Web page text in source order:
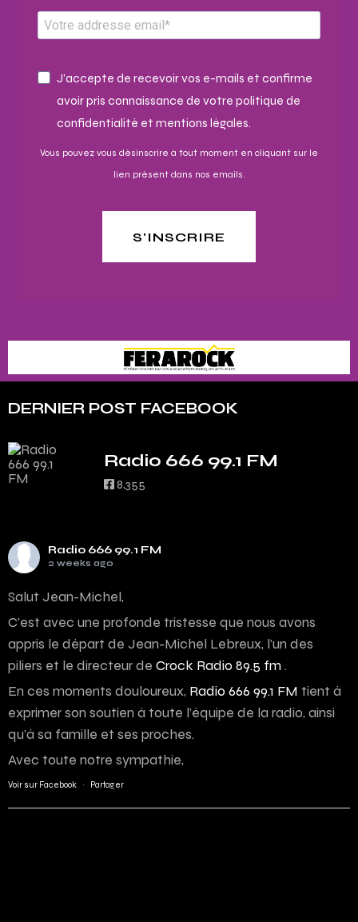
J'accepte de recevoir vos e-mails et confirme
avoir pris connaissance de votre politique de
confidentialité et mentions légales.
Vous pouvez vous désinscrire à tout moment en cliquant sur le
lien présent dans nos emails.
S'INSCRIRE
DERNIER POST FACEBOOK
Radio 666 99.1 FM
8,355
Radio 666 99.1 FM
2 weeks ago
Salut Jean-Michel,
C’est avec une profonde tristesse que nous avons
appris le départ de Jean-Michel Lebreux, l’un des
piliers et le directeur de Crock Radio 89.5 fm.
En ces moments douloureux, Radio 666 99.1 FM tient à
exprimer son soutien à toute l’équipe de la radio, ainsi
qu’à sa famille et ses proches.
Avec toute notre sympathie,
Voir sur Facebook · Partager